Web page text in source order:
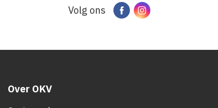
Volg ons FacebookInstagram
Over OKV